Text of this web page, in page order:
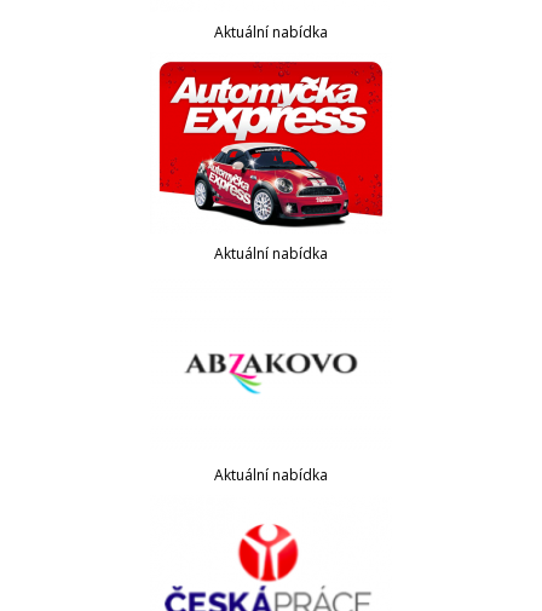
Aktuální nabídka
Aktuální nabídka
Aktuální nabídka